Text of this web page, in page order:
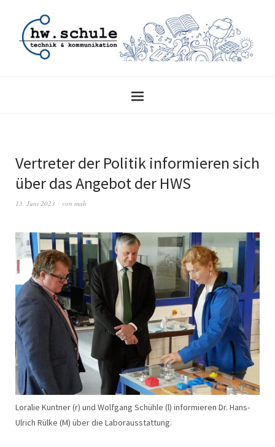
Vertreter der Politik informieren sich
über das Angebot der HWS
13. Juni 2023 von mah
Loralie Kuntner (r) und Wolfgang Schühle (l) informieren Dr. Hans-
Ulrich Rülke (M) über die Laborausstattung.